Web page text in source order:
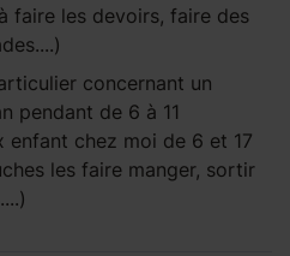
faire les devoirs, faire des
concernant un
pendant de 6 à 11
enfant chez moi de 6 et 17
les faire manger, sortir